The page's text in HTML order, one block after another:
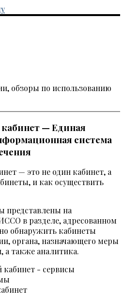
обзоры по использованию
— Единая
система
— это не один кабинет, а
и как осуществить
представлены на
в разделе, адресованном
обнаружить кабинеты
органа, назначающего меры
а также аналитика.